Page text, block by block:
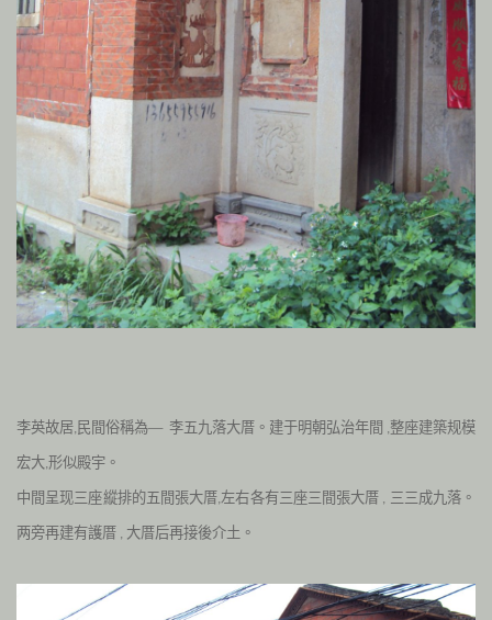
李英故居, 民間俗稱為— 李五九落大厝。建于明朝弘治年間 ,整座建築规模
宏大,形似殿宇。
中間呈现三座縱排的五間張大厝,左右各有三座三間張大厝 , 三三成九落。
两旁再建有護厝 , 大厝后再接後介土。